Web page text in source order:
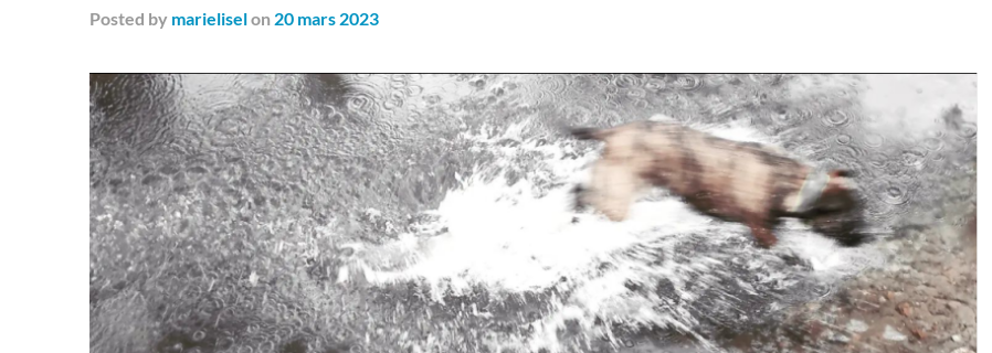
Posted by marieliselon 20 mars 2023